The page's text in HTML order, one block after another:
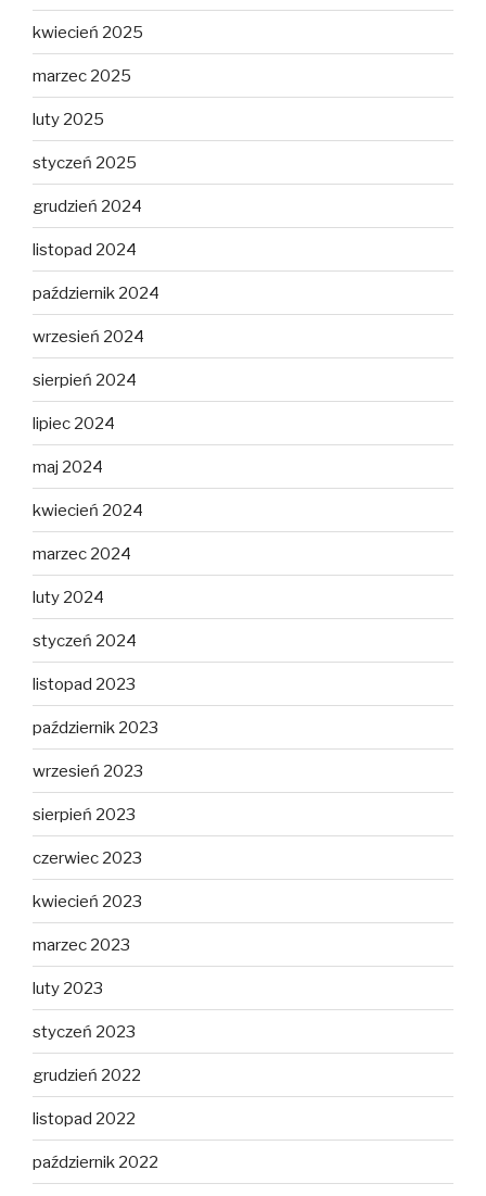
kwiecień 2025
marzec 2025
luty 2025
styczeń 2025
grudzień 2024
listopad 2024
październik 2024
wrzesień 2024
sierpień 2024
lipiec 2024
maj 2024
kwiecień 2024
marzec 2024
luty 2024
styczeń 2024
listopad 2023
październik 2023
wrzesień 2023
sierpień 2023
czerwiec 2023
kwiecień 2023
marzec 2023
luty 2023
styczeń 2023
grudzień 2022
listopad 2022
październik 2022